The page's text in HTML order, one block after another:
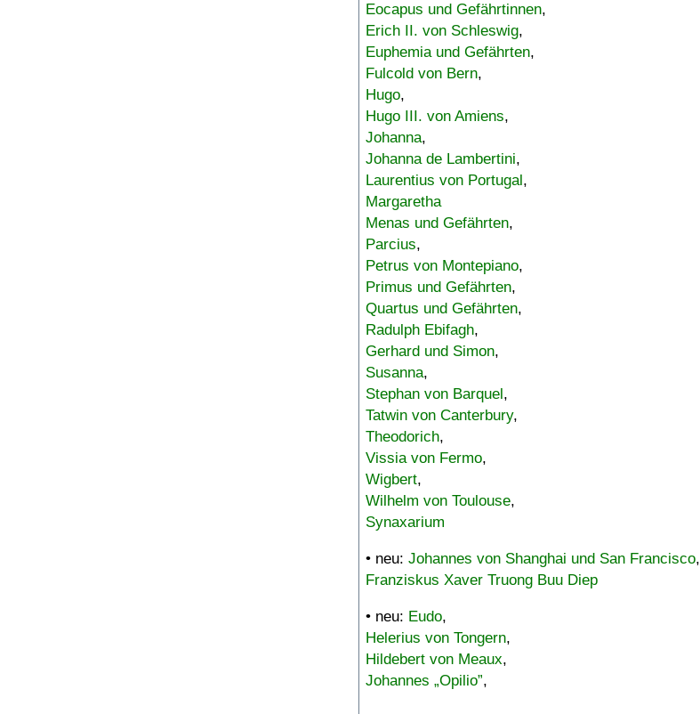
Eocapus und Gefährtinnen,
Erich II. von Schleswig,
Euphemia und Gefährten,
Fulcold von Bern,
Hugo,
Hugo III. von Amiens,
Johanna,
Johanna de Lambertini,
Laurentius von Portugal,
Margaretha
Menas und Gefährten,
Parcius,
Petrus von Montepiano,
Primus und Gefährten,
Quartus und Gefährten,
Radulph Ebifagh,
Gerhard und Simon,
Susanna,
Stephan von Barquel,
Tatwin von Canterbury,
Theodorich,
Vissia von Fermo,
Wigbert,
Wilhelm von Toulouse,
Synaxarium
• neu: Johannes von Shanghai und San Francisco,
Franziskus Xaver Truong Buu Diep
• neu: Eudo,
Helerius von Tongern,
Hildebert von Meaux,
Johannes „Opilio”,